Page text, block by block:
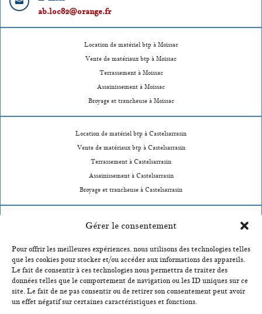
Gérer le consentement
Pour offrir les meilleures expériences, nous utilisons des technologies telles
que les cookies pour stocker et/ou accéder aux informations des appareils.
Le fait de consentir à ces technologies nous permettra de traiter des
données telles que le comportement de navigation ou les ID uniques sur ce
site. Le fait de ne pas consentir ou de retirer son consentement peut avoir
un effet négatif sur certaines caractéristiques et fonctions.
ab.loc82@orange.fr
Location de matériel btp à Moissac
Vente de matériaux btp à Moissac
Terrassement à Moissac
Assainissement à Moissac
Broyage et trancheuse à Moissac
Location de matériel btp à Castelsarrasin
Vente de matériaux btp à Castelsarrasin
Terrassement à Castelsarrasin
Assainissement à Castelsarrasin
Broyage et trancheuse à Castelsarrasin
Location de matériel btp à Durfort-Lacapelette
Terrassement à Durfort-Lacapelette
Assainissement à Durfort-Lacapelette
Broyage et trancheuse à Durfort-Lacapelette